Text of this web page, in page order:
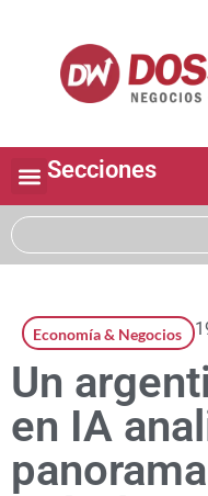
Secciones
Economía & Negocios
Un
en IA